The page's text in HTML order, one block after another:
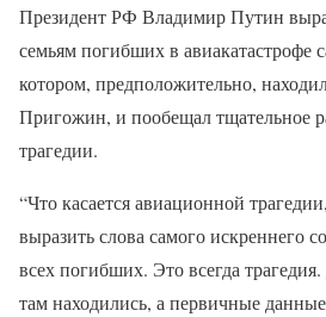
Президент РФ Владимир Путин
семьям погибших в авиакатастрофе
котором, предположительно,
Пригожин, и пообещал тщательное
трагедии.
“Что касается авиационной
выразить слова самого искреннего
всех погибших. Это всегда
там находились, а первичные